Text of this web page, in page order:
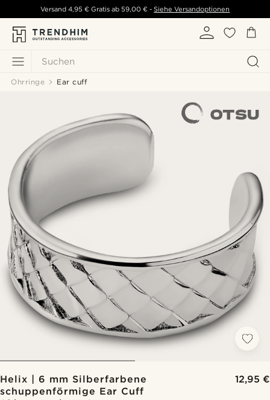
Suchen
Versand 4,95 € Gratis ab59,00 € - Siehe Versandoptionen
Ohrringe Ear cuff
Helix | 6 mm Silberfarbene
schuppenförmige Ear Cuff
12,95 €